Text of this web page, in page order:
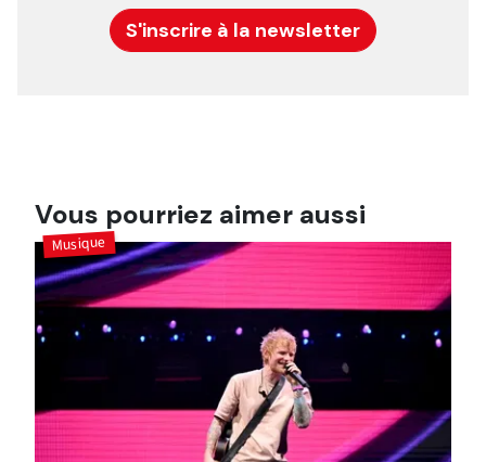
S'inscrire à la newsletter
Vous pourriez aimer aussi
Musique